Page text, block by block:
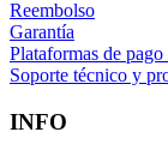
Reembolso
Garantía
Plataformas de pago
Soporte técnico y
INFO